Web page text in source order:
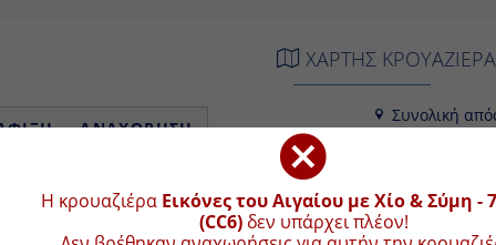
Η κρουαζιέραΕικόνες του Αιγαίου με Χίο & Σύμη - 7
δεν υπάρχει πλέον!
ΑΝΑΧΩΡΗΣΗ
19:00
ΧΑΡΤΗΣ
Συνολική
+
−